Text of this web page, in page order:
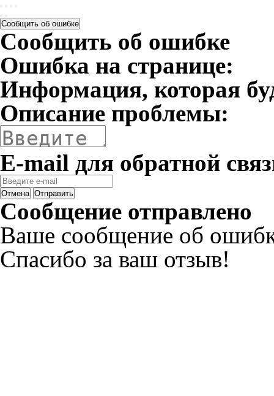
Сообщить об ошибке
Сообщить об ошибке
Ошибка на странице:
Информация, которая
Описание проблемы:
E-mail для обратной
Отмена Отправить
Сообщение отправлено
Ваше сообщение об
Спасибо за ваш отзыв!